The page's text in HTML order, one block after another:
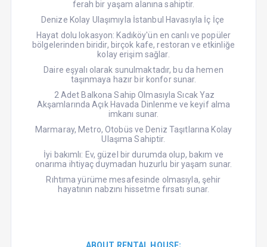
ferah bir yaşam alanına sahiptir.
Denize Kolay Ulaşımıyla İstanbul Havasıyla İç İçe
Hayat dolu lokasyon: Kadıköy'ün en canlı ve popüler
bölgelerinden biridir, birçok kafe, restoran ve etkinliğe
kolay erişim sağlar.
Daire eşyalı olarak sunulmaktadır, bu da hemen
taşınmaya hazır bir konfor sunar.
2 Adet Balkona Sahip Olmasıyla Sıcak Yaz
Akşamlarında Açık Havada Dinlenme ve keyif alma
imkanı sunar.
Marmaray, Metro, Otobüs ve Deniz Taşıtlarına Kolay
Ulaşıma Sahiptir.
İyi bakımlı: Ev, güzel bir durumda olup, bakım ve
onarıma ihtiyaç duymadan huzurlu bir yaşam sunar.
Rıhtıma yürüme mesafesinde olmasıyla, şehir
hayatının nabzını hissetme fırsatı sunar.